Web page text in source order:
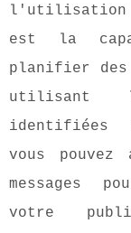
l'utilisation
est la
planifier des
utilisant
identifiées
vous
messages
votre